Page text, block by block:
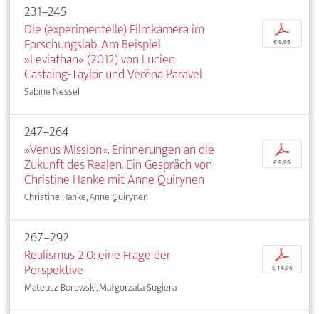
231–245
Die (experimentelle) Filmkamera im
Forschungslab. Am Beispiel
»Leviathan« (2012) von Lucien
Castaing-Taylor und Véréna Paravel
Sabine Nessel
p
€ 9,95
247–264
»Venus Mission«. Erinnerungen an die
Zukunft des Realen. Ein Gespräch von
Christine Hanke mit Anne Quirynen
Christine Hanke, Anne Quirynen
p
€ 9,95
267–292
Realismus 2.0: eine Frage der
Perspektive
Mateusz Borowski, Małgorzata Sugiera
p
€ 14,95